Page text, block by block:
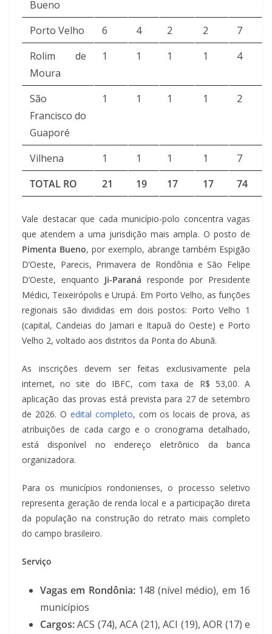
Bueno
Porto Velho
6 4 2 2 7
Rolim de
Moura
1 1 1 1 4
São
Francisco do
Guaporé
1 1 1 1 2
Vilhena 1 1 1 1 7
TOTAL RO
21 19 17 17 74
Vale destacar que cada município-polo concentra vagas
que atendem a uma jurisdição mais ampla. O posto de
Pimenta Bueno, por exemplo, abrange também Espigão
D’Oeste, Parecis, Primavera de Rondônia e São Felipe
D’Oeste, enquanto Ji-Paraná responde por Presidente
Médici, Teixeirópolis e Urupá. Em Porto Velho, as funções
regionais são divididas em dois postos: Porto Velho 1
(capital, Candeias do Jamari e Itapuã do Oeste) e Porto
Velho 2, voltado aos distritos da Ponta do Abunã.
As inscrições devem ser feitas exclusivamente pela
internet, no site do IBFC, com taxa de R$ 53,00. A
aplicação das provas está prevista para 27 de setembro
de 2026. O edital completo, com os locais de prova, as
atribuições de cada cargo e o cronograma detalhado,
está disponível no endereço eletrônico da banca
organizadora.
Para os municípios rondonienses, o processo seletivo
representa geração de renda local e a participação direta
da população na construção do retrato mais completo
do campo brasileiro.
Serviço
Vagas em Rondônia:148 (nível médio), em 16
municípios
Cargos:ACS (74), ACA (21), ACI (19), AOR (17) e